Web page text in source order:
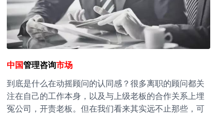
中国管理咨询市场
到底是什么在动摇顾问的认同感？很多离职的顾问都关
注在自己的工作本身，以及与上级老板的合作关系上埋
冤公司，开责老板。但在我们看来其实远不止那些，可